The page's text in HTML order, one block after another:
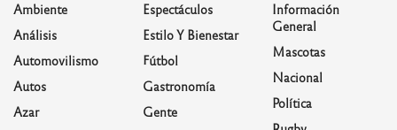
Ambiente
Análisis
Automovilismo
Autos
Azar
Espectáculos
Estilo Y Bienestar
Fútbol
Gastronomía
Gente
Información
General
Mascotas
Nacional
Política